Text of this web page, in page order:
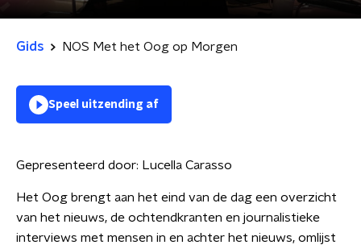
Gids NOS Met het Oog op Morgen
Speel uitzending af
Gepresenteerd door: Lucella Carasso
Het Oog brengt aan het eind van de dag een overzicht
van het nieuws, de ochtendkranten en journalistieke
interviews met mensen in en achter het nieuws, omlijst